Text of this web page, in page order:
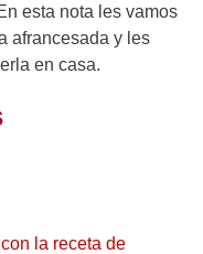
esta nota les vamos
afrancesada y les
en casa.
la receta de